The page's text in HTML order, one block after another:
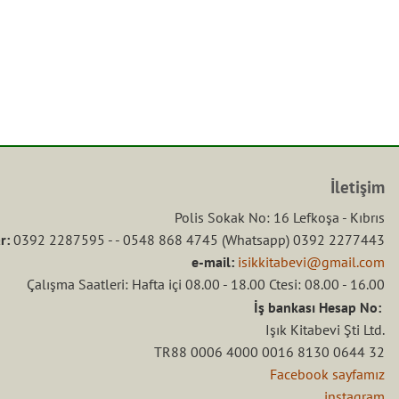
İletişim
Polis Sokak No: 16 Lefkoşa - Kıbrıs
0392 2287595 - - 0548 868 4745 (Whatsapp) 0392 2277443
e-mail: isikkitabevi@gmail.com
Çalışma Saatleri: Hafta içi 08.00 - 18.00 Ctesi: 08.00 - 16.00
İş bankası Hesap No:
Işık Kitabevi Şti Ltd.
TR88 0006 4000 0016 8130 0644 32
Facebook sayfamız